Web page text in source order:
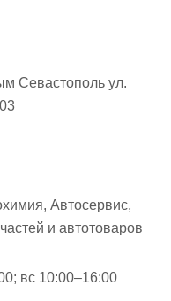
Севастополь ул.
Автосервис,
и автотоваров
вс 10:00–16:00